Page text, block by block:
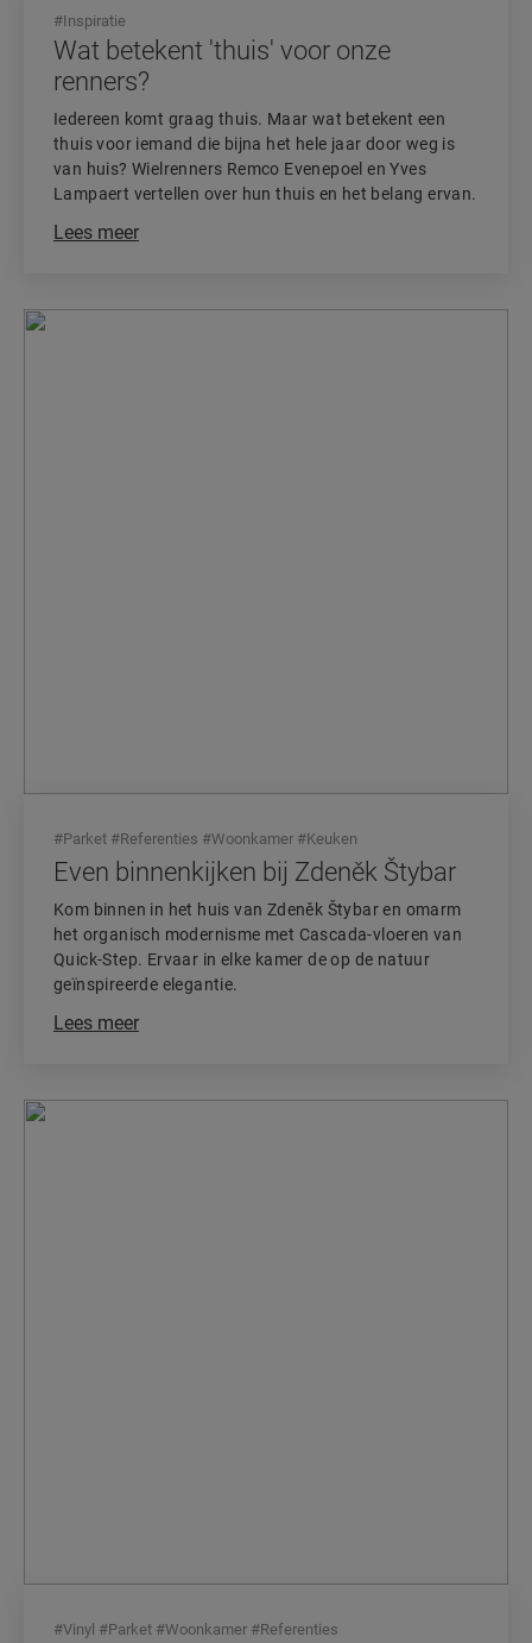
Wat betekent 'thuis' voor onze
renners?
Iedereen komt graag thuis. Maar wat betekent een
thuis voor iemand die bijna het hele jaar door weg is
van huis? Wielrenners Remco Evenepoel en Yves
Lampaert vertellen over hun thuis en het belang ervan.
Lees meer
#Inspiratie
Even binnenkijken bij Zdeněk Štybar
Kom binnen in het huis van Zdeněk Štybar en omarm
het organisch modernisme met Cascada-vloeren van
Quick-Step. Ervaar in elke kamer de op de natuur
geïnspireerde elegantie.
Lees meer
#Parket #Referenties #Woonkamer #Keuken
#Vinyl #Parket #Woonkamer #Referenties